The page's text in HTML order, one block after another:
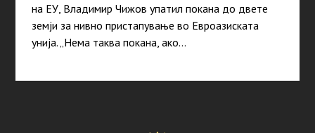
на ЕУ, Владимир Чижов упатил покана до двете
земји за нивно пристапување во Евроазиската
унија. „Нема таква покана, ако…